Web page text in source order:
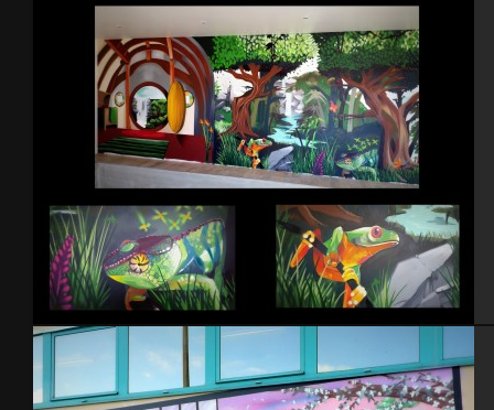
Chambre rugby 2009
Piscine intérieure – 2015